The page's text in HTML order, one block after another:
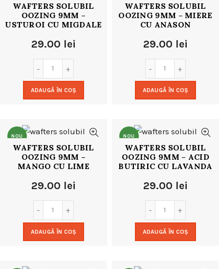
WAFTERS SOLUBIL
OOZING 9MM –
USTUROI CU MIGDALE
29.00 lei
ADAUGĂ ÎN COȘ
WAFTERS SOLUBIL
OOZING 9MM – MIERE
CU ANASON
29.00 lei
ADAUGĂ ÎN COȘ
NOU
WAFTERS SOLUBIL
OOZING 9MM –
MANGO CU LIME
29.00 lei
ADAUGĂ ÎN COȘ
NOU
WAFTERS SOLUBIL
OOZING 9MM – ACID
BUTIRIC CU LAVANDA
29.00 lei
ADAUGĂ ÎN COȘ